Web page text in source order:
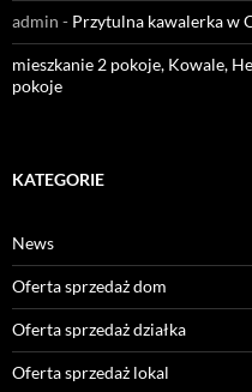
admin - Przytulna kawalerka w
mieszkanie 2 pokoje, Kowale,
pokoje
KATEGORIE
News
Oferta sprzedaż dom
Oferta sprzedaż działka
Oferta sprzedaż lokal